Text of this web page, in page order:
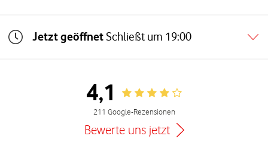
Jetzt geöffnet Schließt um 19:00
4,1 Rating 4.1
211 Google-Rezensionen
Bewerte uns jetzt